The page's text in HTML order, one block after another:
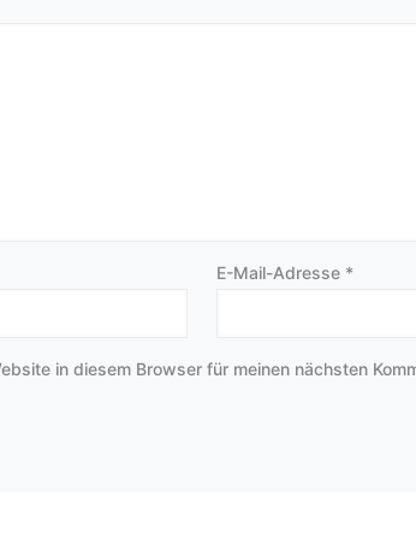
E-Mail-Adresse *
in diesem Browser für meinen nächsten